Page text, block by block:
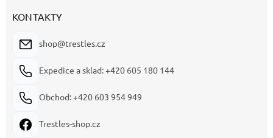
KONTAKTY
shop@trestles.cz
Expedice a sklad: +420 605 180 144
Obchod: +420 603 954 949
Trestles-shop.cz